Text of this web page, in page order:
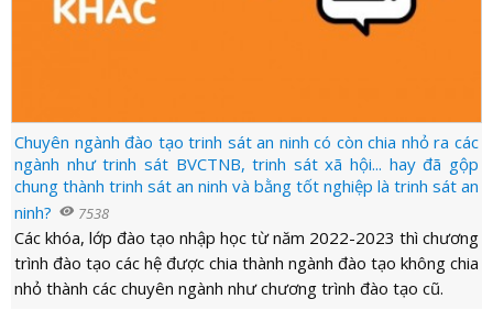
Chuyên ngành đào tạo trinh sát an ninh có còn chia nhỏ ra các
ngành như trinh sát BVCTNB, trinh sát xã hội... hay đã gộp
chung thành trinh sát an ninh và bằng tốt nghiệp là trinh sát an
ninh? visibility 7538
Các khóa, lớp đào tạo nhập học từ năm 2022-2023 thì chương
trình đào tạo các hệ được chia thành ngành đào tạo không chia
nhỏ thành các chuyên ngành như chương trình đào tạo cũ.